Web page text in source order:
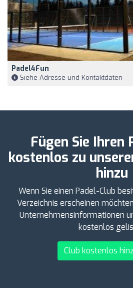
Padel4Fun
Siehe Adresse und Kontaktdaten
Fügen Sie Ihren
kostenlos zu
hinzu
Wenn Sie einen Padel-Club
Verzeichnis erscheinen
Unternehmensinformationen
kostenlos
Club kostenlos